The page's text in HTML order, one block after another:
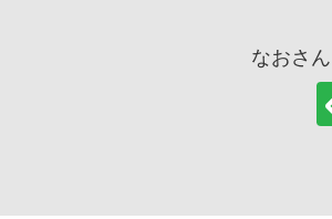
なおさ